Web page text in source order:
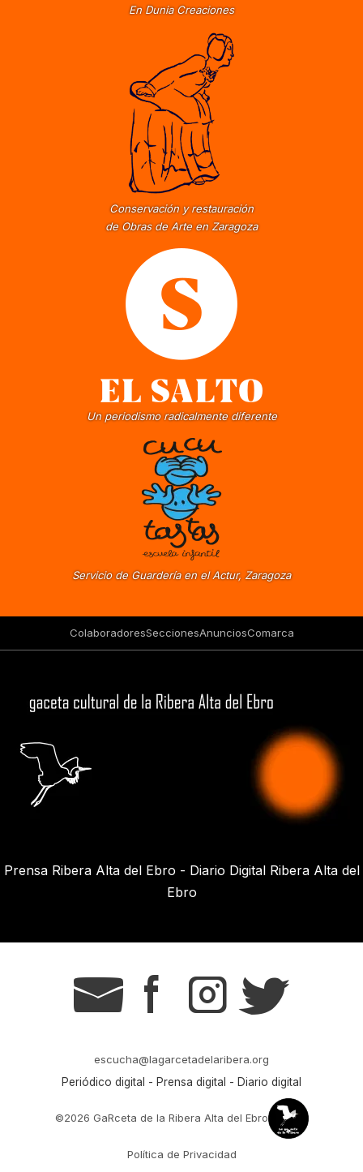
En Dunia Creaciones
Conservación y restauración
de Obras de Arte en Zaragoza
Un periodismo radicalmente diferente
Servicio de Guardería en el Actur, Zaragoza
ColaboradoresSeccionesAnunciosComarca
Prensa Ribera Alta del Ebro - Diario Digital Ribera Alta del
Ebro
g s t r
escucha@lagarcetadelaribera.org
Periódico digital - Prensa digital - Diario digital
©2026 GaRceta de la Ribera Alta del Ebro
Política de Privacidad